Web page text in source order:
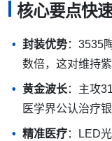
核心要点快
封装优势：3535
数倍，这对维持
黄金波长：主攻
医学界公认治疗
精准医疗：LED